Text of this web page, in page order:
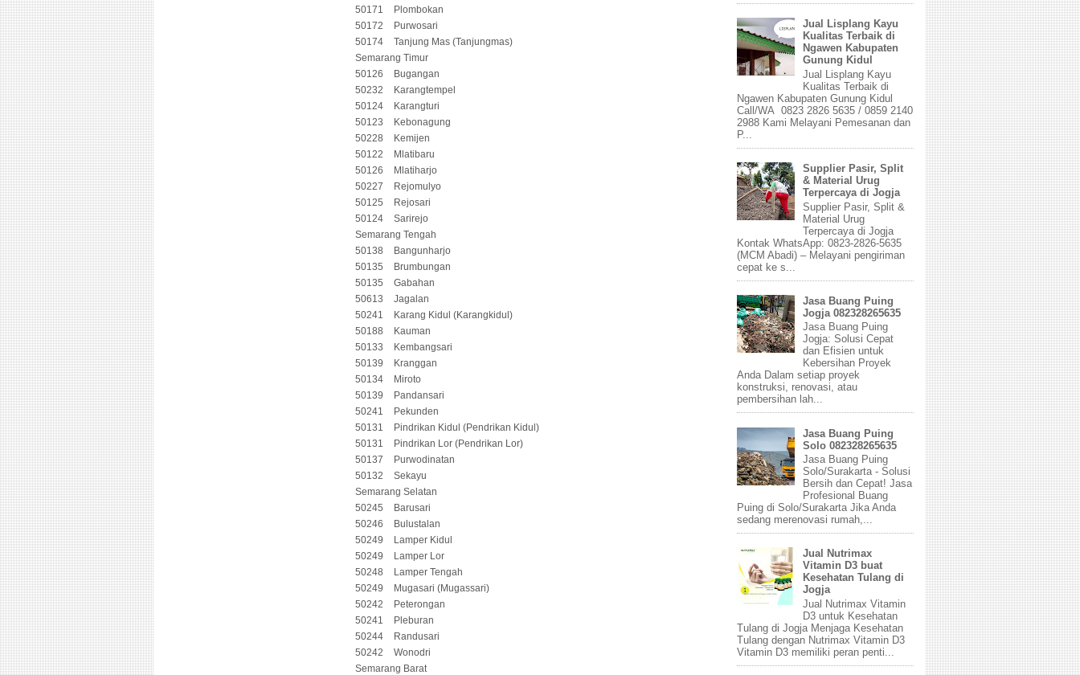
50171
Plombokan
50172
Purwosari
50174
Tanjung Mas (Tanjungmas)
Semarang Timur
50126
Bugangan
50232
Karangtempel
50124
Karangturi
50123
Kebonagung
50228
Kemijen
50122
Mlatibaru
50126
Mlatiharjo
50227
Rejomulyo
50125
Rejosari
50124
Sarirejo
Semarang Tengah
50138
Bangunharjo
50135
Brumbungan
50135
Gabahan
50613
Jagalan
50241
Karang Kidul (Karangkidul)
50188
Kauman
50133
Kembangsari
50139
Kranggan
50134
Miroto
50139
Pandansari
50241
Pekunden
50131
Pindrikan Kidul (Pendrikan Kidul)
50131
Pindrikan Lor (Pendrikan Lor)
50137
Purwodinatan
50132
Sekayu
Semarang Selatan
50245
Barusari
50246
Bulustalan
50249
Lamper Kidul
50249
Lamper Lor
50248
Lamper Tengah
50249
Mugasari (Mugassari)
50242
Peterongan
50241
Pleburan
50244
Randusari
50242
Wonodri
Semarang Barat
Jual Lisplang Kayu
Kualitas Terbaik di
Ngawen Kabupaten
Gunung Kidul
Jual Lisplang Kayu
Kualitas Terbaik di
Ngawen Kabupaten Gunung Kidul
Call/WA 0823 2826 5635 / 0859 2140
2988 Kami Melayani Pemesanan dan
P...
Supplier Pasir, Split
& Material Urug
Terpercaya di Jogja
Supplier Pasir, Split &
Material Urug
Terpercaya di Jogja
Kontak WhatsApp: 0823-2826-5635
(MCM Abadi) – Melayani pengiriman
cepat ke s...
Jasa Buang Puing
Jogja 082328265635
Jasa Buang Puing
Jogja: Solusi Cepat
dan Efisien untuk
Kebersihan Proyek
Anda Dalam setiap proyek
konstruksi, renovasi, atau
pembersihan lah...
Jasa Buang Puing
Solo 082328265635
Jasa Buang Puing
Solo/Surakarta - Solusi
Bersih dan Cepat! Jasa
Profesional Buang
Puing di Solo/Surakarta Jika Anda
sedang merenovasi rumah,...
Jual Nutrimax
Vitamin D3 buat
Kesehatan Tulang di
Jogja
Jual Nutrimax Vitamin
D3 untuk Kesehatan
Tulang di Jogja Menjaga Kesehatan
Tulang dengan Nutrimax Vitamin D3
Vitamin D3 memiliki peran penti...